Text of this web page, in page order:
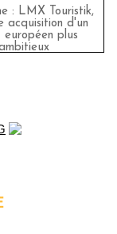
: LMX Touristik,
acquisition d'un
plus